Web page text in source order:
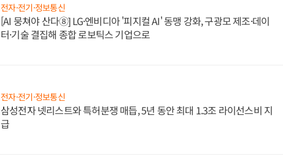
전자·전기·정보통신
[AI 뭉쳐야 산다⑧] LG·엔비디아 '피지컬 AI' 동맹 강화, 구광모 제조·데이
터·기술 결집해 종합 로보틱스 기업으로
전자·전기·정보통신
삼성전자 넷리스트와 특허분쟁 매듭, 5년 동안 최대 1.3조 라이선스비 지
급